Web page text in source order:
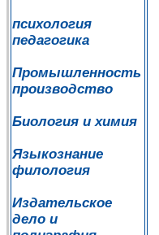
психология
педагогика
Промышленность
производство
Биология и химия
Языкознание
филология
Издательское
дело и